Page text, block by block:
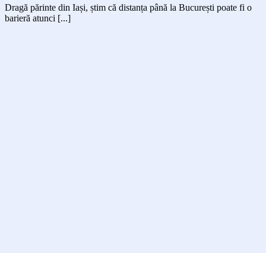
Dragă părinte din Iași, știm că distanța până la București poate fi o
barieră atunci [...]